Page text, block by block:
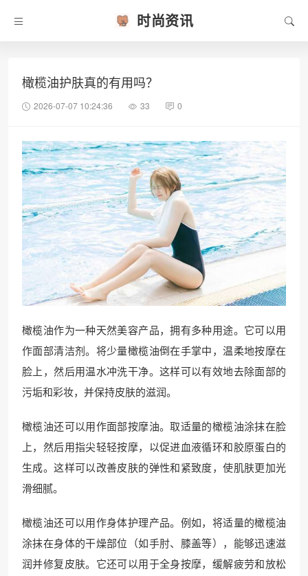
时尚资讯
橄榄油护肤真的有用吗？
2026-07-07 10:24:36 33 0
橄榄油作为一种天然美容产品，拥有多种用途。它可以用
作面部清洁剂。将少量橄榄油倒在手掌中，温柔地按摩在
脸上，然后用温水冲洗干净。这样可以有效地去除面部的
污垢和彩妆，并保持皮肤的滋润。
橄榄油还可以用作面部按摩油。取适量的橄榄油涂抹在脸
上，然后用指尖轻轻按摩，以促进血液循环和胶原蛋白的
生成。这样可以改善皮肤的弹性和紧致度，使肌肤更加光
滑细腻。
橄榄油还可以用作身体护理产品。例如，将适量的橄榄油
涂抹在身体的干燥部位（如手肘、膝盖等），能够迅速滋
润并修复皮肤。它还可以用于全身按摩，缓解疲劳和放松